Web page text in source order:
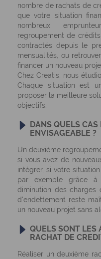
nombre de rachats de
que votre situation
nombreux
regroupement de
contractés depuis le
mensualités, ou
financer un nouveau
Chez Creatis, nous
Chaque situation est
proposer la meilleure
objectifs.
DANS QUELS
ENVISAGEABLE ?
Un deuxième
si vous avez de
intégrer, si votre
par exemple grâce à
diminution des
d'endettement reste
un nouveau projet sans
QUELS SONT LES
RACHAT DE
Réaliser un deuxième